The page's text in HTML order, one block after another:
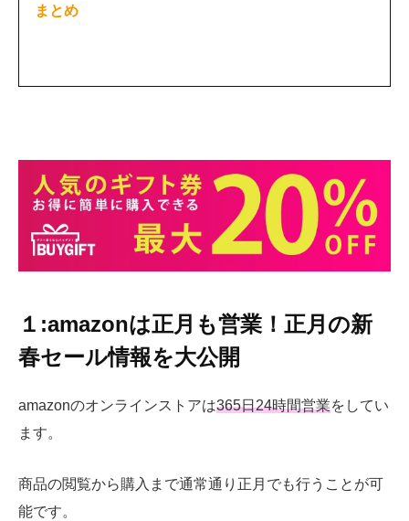
まとめ
１:amazonは正月も営業！正月の新
春セール情報を大公開
amazonのオンラインストアは365日24時間営業をしてい
ます。
商品の閲覧から購入まで通常通り正月でも行うことが可
能です。